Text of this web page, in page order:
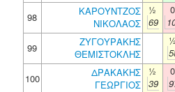
98
ΚΑΡΟΥΝΤΖΟΣ
ΝΙΚΟΛΑΟΣ
½
69
0
99
ΖΥΓΟΥΡΑΚΗΣ
ΘΕΜΙΣΤΟΚΛΗΣ
½
100
ΔΡΑΚΑΚΗΣ
ΓΕΩΡΓΙΟΣ
½
39
0